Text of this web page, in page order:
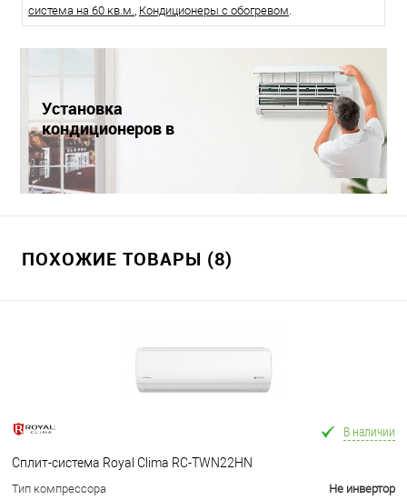
система на 60 кв.м., Кондиционеры с обогревом.
Установка
кондиционеров в
Краснодаре
ПОХОЖИЕ ТОВАРЫ (8)
В наличии
Сплит-система Royal Clima RC-TWN22HN
Тип компрессора
Не инвертор